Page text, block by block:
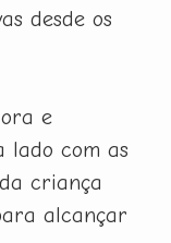
desde os
e
lado com as
criança
alcançar